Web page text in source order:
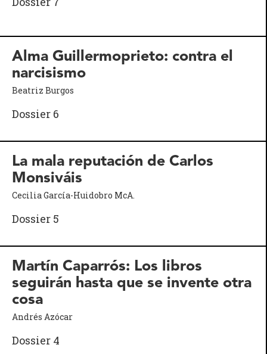
Alma Guillermoprieto: contra el
narcisismo
Beatriz Burgos
Dossier 6
La mala reputación de Carlos
Monsiváis
Cecilia García-Huidobro McA.
Dossier 5
Martín Caparrós: Los libros
seguirán hasta que se invente otra
cosa
Andrés Azócar
Dossier 4